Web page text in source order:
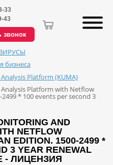
33
43
звонок
бизнеса
Platform (KUMA)
Platform with Netflow
* 100 events per second 3
AND
NETFLOW
EDITION. 1500-2499 *
3 YEAR RENEWAL
- ЛИЦЕНЗИЯ